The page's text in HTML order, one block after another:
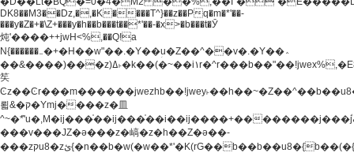
DK8��M3��Dz,�,�K����T^}��z��Pq�m�*'��-
���y�Z�+�\Z+���y�h��b���t��*'��-�x>�b���t�Ӯ
炖'����++jwH<%,��Q!a
N{������܅�+�H��w"��.�Y��ؚu�Z��^��v�.�Y��؞
��&����)���z)ߡ˫�k��(�~��i١r�^r���b��"��!jwex%,�E8t�<#��{Jު
笶
뢻&�ק�Ymj����z�⽫
^~�ܶ*'u�,M�ij���֫��ij���֫��i��ij����+��������j���۫jب���w.���s)����jk-
���v���JZ�ǝ���z�嵪�z�h��Z�ǝ��-
���zקu8�zئ{�n��b�w(�w��*'�K(rG��b��b��u8�{b��(�{l����(�˫����ئy��N)���$~���^�,��+��